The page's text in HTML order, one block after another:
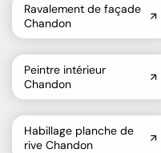
Ravalement de façade
Chandon
Peintre intérieur
Chandon
Habillage planche de
rive Chandon